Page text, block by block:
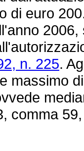
di euro
n. 225.
massimo
comma